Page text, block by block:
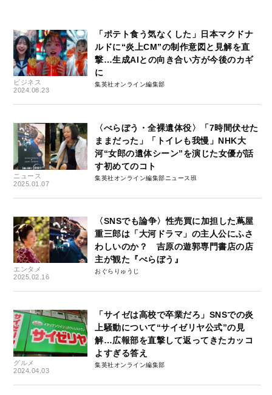
ビジネス
2024.08.23
「ポテト食う気なくした」日本マクドナ
ルドに“炎上CM”の制作意図と見解を直
撃…生成AIとの向き合い方が今後のカギ
に
集英社オンライン編集部
ニュース
2025.01.07
〈べらぼう・全裸遺体役〉「7時間伏せた
ままだった」「トイレも我慢」NHK大
河“女郎の遺体シーン”を演じた女優が話
す初めてのコト
集英社オンライン編集部ニュース班
エンタメ
2025.02.16
〈SNSでも論争〉性売買に加担した蔦屋
重三郎は「大河ドラマ」の主人公にふさ
わしいのか？ 吉原の遊郭専門書店の店
主が観た『べらぼう』
おぐらりゅうじ
グルメ
2024.04.03
「サイゼは高校で卒業だろ」SNSでの炎
上騒動について“サイゼリヤ公式”の見
解…広報部を直撃して返ってきたカッコ
よすぎる答え
集英社オンライン編集部